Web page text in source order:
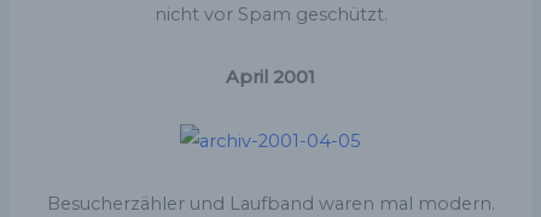
nicht vor Spam geschützt.
April 2001
Besucherzähler und Laufband waren mal modern.